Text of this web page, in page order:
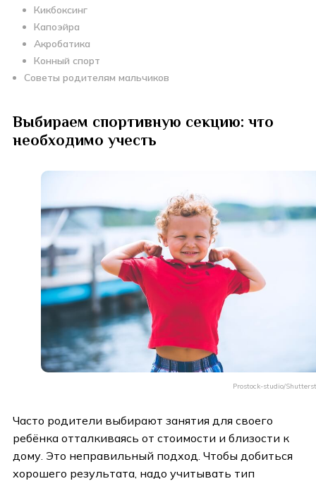
Кикбоксинг
Капоэйра
Акробатика
Конный спорт
Советы родителям мальчиков
Выбираем спортивную секцию: что
необходимо учесть
Prostock-studio/
Часто родители выбирают занятия для своего
ребёнка отталкиваясь от стоимости и близости к
дому. Это неправильный подход. Чтобы добиться
хорошего результата, надо учитывать тип